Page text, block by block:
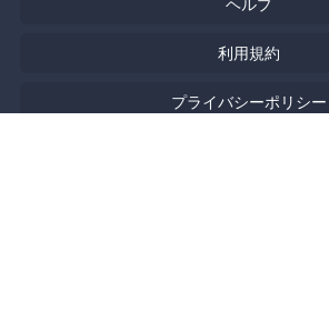
ヘルプ
利用規約
プライバシーポリシー